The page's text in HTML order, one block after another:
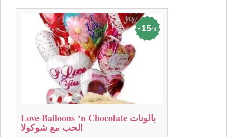
$59.00. $49.00.
15%
Love Balloons ‘n Chocolate بالونات
الحب مع شوكولا